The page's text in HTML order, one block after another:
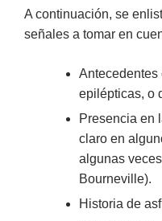
A continuación, se
señales a tomar en
Antecedentes
epilépticas, o
Presencia en
claro en
algunas
Bourneville).
Historia de